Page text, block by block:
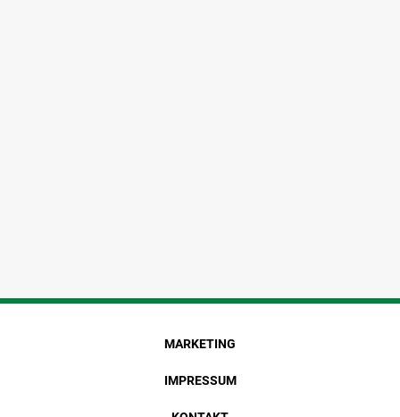
MARKETING
IMPRESSUM